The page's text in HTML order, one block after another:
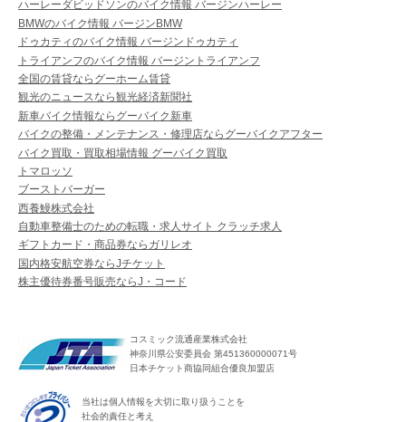
ハーレーダビッドソンのバイク情報 バージンハーレー
BMWのバイク情報 バージンBMW
ドゥカティのバイク情報 バージンドゥカティ
トライアンフのバイク情報 バージントライアンフ
全国の賃貸ならグーホーム賃貸
観光のニュースなら観光経済新聞社
新車バイク情報ならグーバイク新車
バイクの整備・メンテナンス・修理店ならグーバイクアフター
バイク買取・買取相場情報 グーバイク買取
トマロッソ
ブーストバーガー
西養鰻株式会社
自動車整備士のための転職・求人サイト クラッチ求人
ギフトカード・商品券ならガリレオ
国内格安航空券ならJチケット
株主優待券番号販売ならJ・コード
コスミック流通産業株式会社
神奈川県公安委員会 第451360000071号
日本チケット商協同組合優良加盟店
当社は個人情報を大切に取り扱うことを
社会的責任と考え